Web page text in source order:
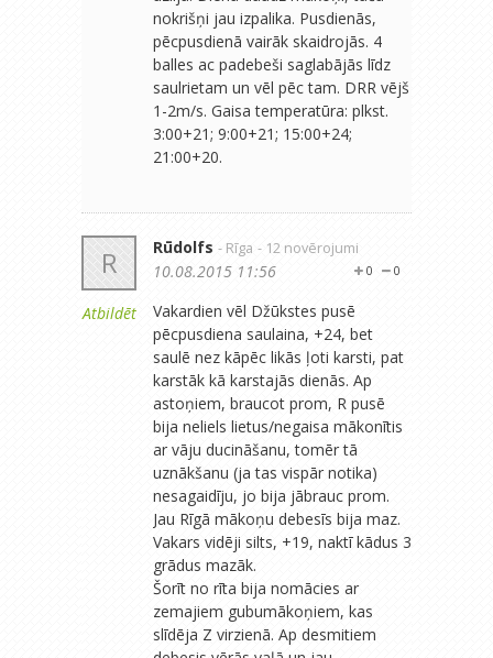
nokrišņi jau izpalika. Pusdienās,
pēcpusdienā vairāk skaidrojās. 4
balles ac padebeši saglabājās līdz
saulrietam un vēl pēc tam. DRR vējš
1-2m/s. Gaisa temperatūra: plkst.
3:00+21; 9:00+21; 15:00+24;
21:00+20.
R
Atbildēt
Rūdolfs - Rīga - 12 novērojumi
0
0
10.08.2015 11:56
Vakardien vēl Džūkstes pusē
pēcpusdiena saulaina, +24, bet
saulē nez kāpēc likās ļoti karsti, pat
karstāk kā karstajās dienās. Ap
astoņiem, braucot prom, R pusē
bija neliels lietus/negaisa mākonītis
ar vāju ducināšanu, tomēr tā
uznākšanu (ja tas vispār notika)
nesagaidīju, jo bija jābrauc prom.
Jau Rīgā mākoņu debesīs bija maz.
Vakars vidēji silts, +19, naktī kādus 3
grādus mazāk.
Šorīt no rīta bija nomācies ar
zemajiem gubumākoņiem, kas
slīdēja Z virzienā. Ap desmitiem